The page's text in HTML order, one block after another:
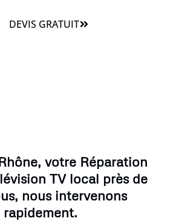
DEVIS GRATUIT
votre Réparation
TV local près de
nous intervenons
rapidement.